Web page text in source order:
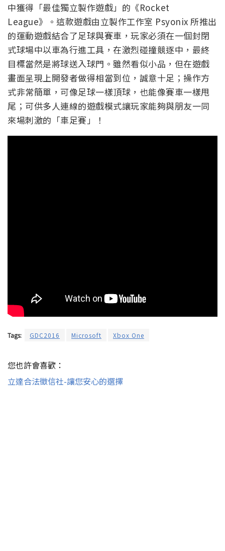
中獲得「最佳獨立製作遊戲」的《Rocket
League》。這款遊戲由立製作工作室 Psyonix 所推出
的運動遊戲結合了足球與賽車，玩家必須在一個封閉
式球場中以車為行進工具，在激烈碰撞競逐中，最終
目標當然是將球送入球門。雖然看似小品，但在遊戲
畫面呈現上開發者做得相當到位，誠意十足；操作方
式非常簡單，可像足球一樣頂球，也能像賽車一樣甩
尾；可供多人連線的遊戲模式讓玩家能夠與朋友一同
來場刺激的「車足賽」！
Tags: GDC2016 Microsoft Xbox One
您也許會喜歡：
立達合法徵信社-讓您安心的選擇